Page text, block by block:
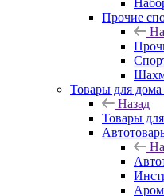
Прочие
Товары для дома
Назад
Товары